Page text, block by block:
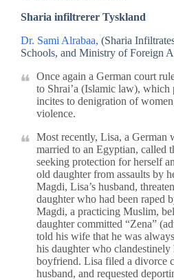
Sharia infiltrerer Tyskland
Dr. Sami Alrabaa, (Sharia
Schools, and Ministry of Foreign
Once again a German court
to Shrai’a (Islamic law), which
incites to denigration of
violence.
Most recently, Lisa, a German
married to an Egyptian, called
seeking protection for herself
old daughter from assaults by
Magdi, Lisa’s husband,
daughter who had been raped
Magdi, a practicing Muslim,
daughter committed “Zena”
told his wife that he was
his daughter who clandestinely
boyfriend. Lisa filed a divorce
husband, and requested